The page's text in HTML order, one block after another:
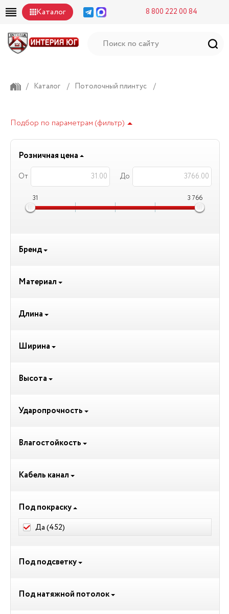
Каталог 8 800 222 00 84
/ Каталог / Потолочный плинтус /
Подбор по параметрам (фильтр)
Розничная цена
От До
31 3 766
Бренд
Материал
Длина
Ширина
Высота
Ударопрочность
Влагостойкость
Кабель канал
Под покраску
Да (452)
Под подсветку
Под натяжной потолок